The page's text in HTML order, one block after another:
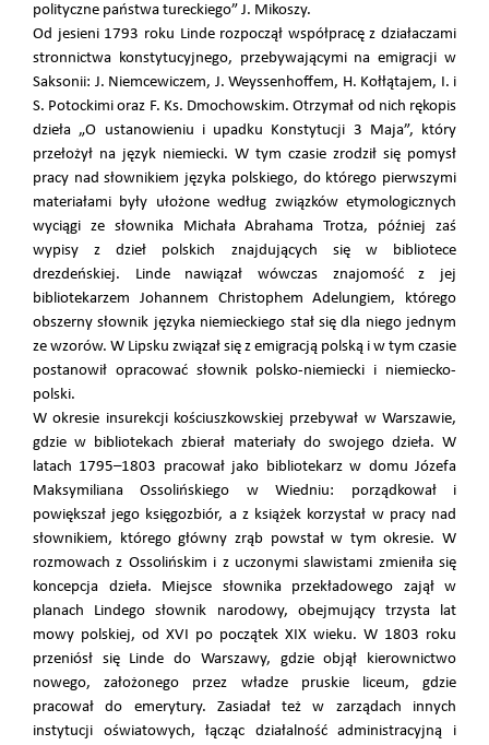
polityczne państwa tureckiego” J. Mikoszy.
Od jesieni 1793 roku Linde rozpoczął współpracę z działaczami
stronnictwa konstytucyjnego, przebywającymi na emigracji w
Saksonii: J. Niemcewiczem, J. Weyssenhoffem, H. Kołłątajem, I. i
S. Potockimi oraz F. Ks. Dmochowskim. Otrzymał od nich rękopis
dzieła „O ustanowieniu i upadku Konstytucji 3 Maja”, który
przełożył na język niemiecki. W tym czasie zrodził się pomysł
pracy nad słownikiem języka polskiego, do którego pierwszymi
materiałami były ułożone według związków etymologicznych
wyciągi ze słownika Michała Abrahama Trotza, później zaś
wypisy z dzieł polskich znajdujących się w bibliotece
drezdeńskiej. Linde nawiązał wówczas znajomość z jej
bibliotekarzem Johannem Christophem Adelungiem, którego
obszerny słownik języka niemieckiego stał się dla niego jednym
ze wzorów. W Lipsku związał się z emigracją polską i w tym czasie
postanowił opracować słownik polsko-niemiecki i niemiecko-
polski.
W okresie insurekcji kościuszkowskiej przebywał w Warszawie,
gdzie w bibliotekach zbierał materiały do swojego dzieła. W
latach 1795–1803 pracował jako bibliotekarz w domu Józefa
Maksymiliana Ossolińskiego w Wiedniu: porządkował i
powiększał jego księgozbiór, a z książek korzystał w pracy nad
słownikiem, którego główny zrąb powstał w tym okresie. W
rozmowach z Ossolińskim i z uczonymi slawistami zmieniła się
koncepcja dzieła. Miejsce słownika przekładowego zajął w
planach Lindego słownik narodowy, obejmujący trzysta lat
mowy polskiej, od XVI po początek XIX wieku. W 1803 roku
przeniósł się Linde do Warszawy, gdzie objął kierownictwo
nowego, założonego przez władze pruskie liceum, gdzie
pracował do emerytury. Zasiadał też w zarządach innych
instytucji oświatowych, łącząc działalność administracyjną i